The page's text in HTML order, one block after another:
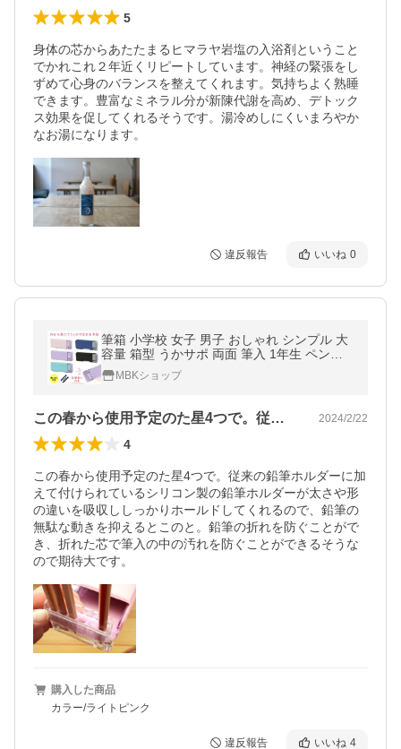
5
身体の芯からあたたまるヒマラヤ岩塩の入浴剤ということ
でかれこれ２年近くリピートしています。神経の緊張をし
ずめて心身のバランスを整えてくれます。気持ちよく熟睡
できます。豊富なミネラル分が新陳代謝を高め、デトック
ス効果を促してくれるそうです。湯冷めしにくいまろやか
なお湯になります。
違反報告 いいね 0
筆箱 小学校 女子 男子 おしゃれ シンプル 大
容量 箱型 うかサポ 両面 筆入 1年生 ペンケ
ース 女の子 男の子 新入学 ソニック FD-844
5
MBKショップ
この春から使用予定のた星4つで。従来の… 2024/2/22
4
この春から使用予定のた星4つで。従来の鉛筆ホルダーに加
えて付けられているシリコン製の鉛筆ホルダーが太さや形
の違いを吸収ししっかりホールドしてくれるので、鉛筆の
無駄な動きを抑えるとこのと。鉛筆の折れを防ぐことがで
き、折れた芯で筆入の中の汚れを防ぐことができるそうな
ので期待大です。
購入した商品
カラー/ライトピンク
違反報告 いいね 4